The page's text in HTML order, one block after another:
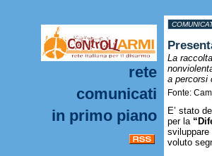
rete
comunicati
in primo piano
La
a percorsi
Fonte:
E’ stato
per la
voluto